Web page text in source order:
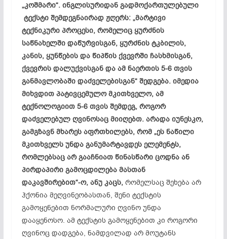
„კოშმარი“. ინგლისურიდან გადმოქართულებული
ტექსტი შემდეგნაირად ჟღერს: „მარტივი
ტექნიკური პროცესი, რომელიც ყურძნის
საწნახელში დაწურვისგან, ყურძნის ტკბილის,
კანის, ყუნწების და წიპწის ქვევრში ჩასხმისგან,
ქვევრის დალუქვისგანდა ამ ნაერთის 5-6 თვის
განმავლობაში დაძველებისგან“ შედგება. იმედია
მიხვდით პატივცემულო მკითხველო, ამ
ტექნოლოგიით 5-6 თვის შემდეგ, როგორ
დაძველებულ ღვინოსაც მიიღებთ. არადა იუნესკო,
გამგზავნ მხარეს აფრთხილებს, რომ „ეს ნაწილი
მკითხველს უნდა განუმარტავდესელემენტს,
რომლებსაც არ გააჩნიათ წინასწარი ცოდნა ან
პირდაპირი გამოცდილება მასთან
დაკავშირებით“-ო, ანუ კაცს,რომელსაც შეხება არ
ჰქონია მეღვინეობასთან, შენი ტექსტის
გამოყენებით ნორმალური ღვინო უნდა
დააყენოსო. ამ ტექსტის გამოყენებით კი როგორი
ღვინოც დადგება, ნამდვილად არ მოუტანს